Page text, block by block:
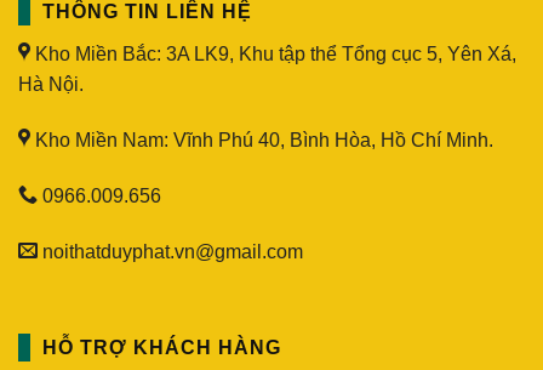
THÔNG TIN LIÊN HỆ
Kho Miền Bắc: 3A LK9, Khu tập thể Tổng cục 5, Yên Xá,
Hà Nội.
Kho Miền Nam: Vĩnh Phú 40, Bình Hòa, Hồ Chí Minh.
0966.009.656
noithatduyphat.vn@gmail.com
HỖ TRỢ KHÁCH HÀNG